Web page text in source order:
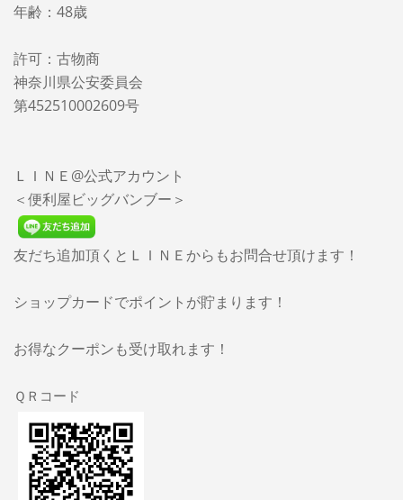
年齢：48歳
許可：古物商
神奈川県公安委員会
第452510002609号
ＬＩＮＥ@公式アカウント
＜便利屋ビッグバンブー＞
友だち追加頂くとＬＩＮＥからもお問合せ頂けます！
ショップカードでポイントが貯まります！
お得なクーポンも受け取れます！
ＱＲコード